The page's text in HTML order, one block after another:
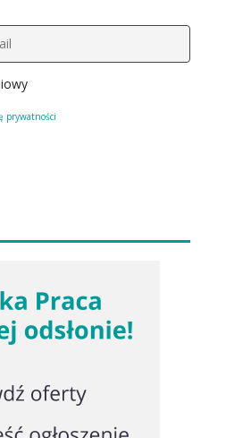
prywatności